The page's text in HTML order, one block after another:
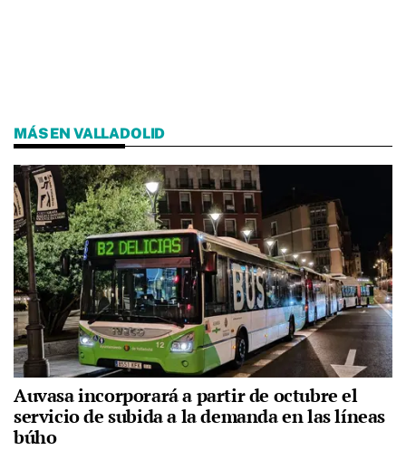
MÁS EN VALLADOLID
Auvasa incorporará a partir de octubre el
servicio de subida a la demanda en las líneas
búho